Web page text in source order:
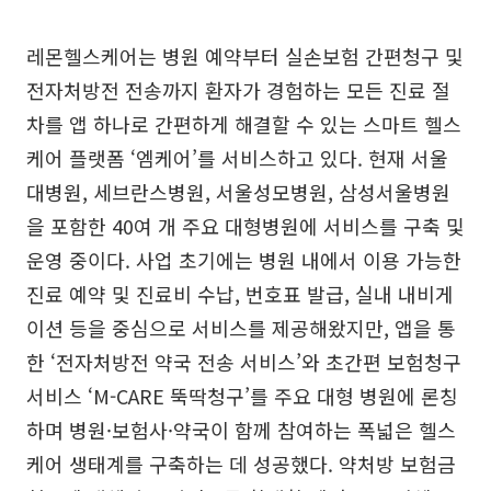
레몬헬스케어는 병원 예약부터 실손보험 간편청구 및
전자처방전 전송까지 환자가 경험하는 모든 진료 절
차를 앱 하나로 간편하게 해결할 수 있는 스마트 헬스
케어 플랫폼 ‘엠케어’를 서비스하고 있다. 현재 서울
대병원, 세브란스병원, 서울성모병원, 삼성서울병원
을 포함한 40여 개 주요 대형병원에 서비스를 구축 및
운영 중이다. 사업 초기에는 병원 내에서 이용 가능한
진료 예약 및 진료비 수납, 번호표 발급, 실내 내비게
이션 등을 중심으로 서비스를 제공해왔지만, 앱을 통
한 ‘전자처방전 약국 전송 서비스’와 초간편 보험청구
서비스 ‘M-CARE 뚝딱청구’를 주요 대형 병원에 론칭
하며 병원·보험사·약국이 함께 참여하는 폭넓은 헬스
케어 생태계를 구축하는 데 성공했다. 약처방 보험금